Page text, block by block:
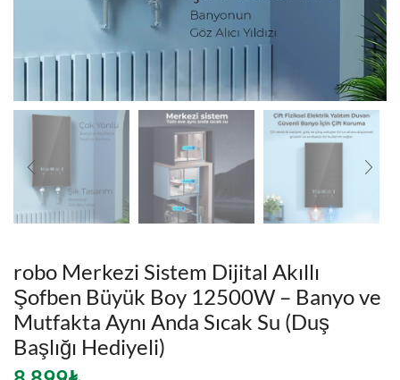
robo Merkezi Sistem Dijital Akıllı
Şofben Büyük Boy 12500W – Banyo ve
Mutfakta Aynı Anda Sıcak Su (Duş
Başlığı Hediyeli)